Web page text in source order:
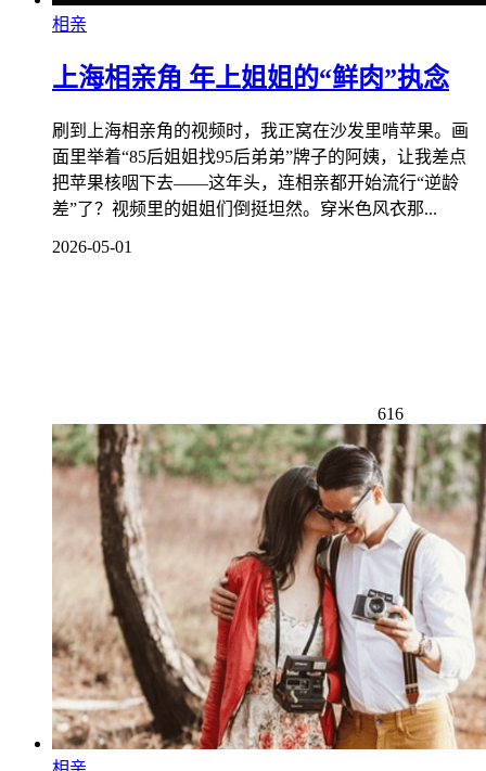
相亲
上海相亲角 年上姐姐的“鲜肉”执念
刷到上海相亲角的视频时，我正窝在沙发里啃苹果。画
面里举着“85后姐姐找95后弟弟”牌子的阿姨，让我差点
把苹果核咽下去——这年头，连相亲都开始流行“逆龄
差”了？视频里的姐姐们倒挺坦然。穿米色风衣那...
2026-05-01
616